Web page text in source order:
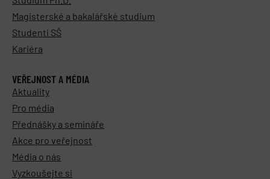
Magisterské a bakalářské studium
Studenti SŠ
Kariéra
VEŘEJNOST A MÉDIA
Aktuality
Pro média
Přednášky a semináře
Akce pro veřejnost
Média o nás
Vyzkoušejte si